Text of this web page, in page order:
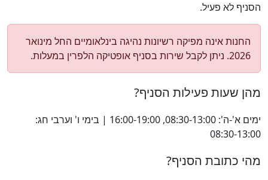
הסניף לא פעיל.
החנות אינה מפיקה רשיונות נהיגה בינלאומיים החל מינואר
2026. ניתן לקבל שירות בסניף אופטיקה הלפרין במעלות.
מהן שעות פעילות הסניף?
ימים א'-ה': 08:30-13:00, 16:00-19:00 | בימי ו' וערבי חג:
08:30-13:00
מהי כתובת הסניף?